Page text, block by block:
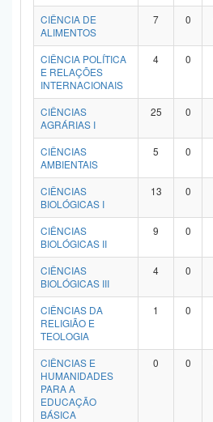
CIÊNCIA DE
ALIMENTOS
7 0
CIÊNCIA POLÍTICA
E RELAÇÕES
INTERNACIONAIS
4 0
CIÊNCIAS
AGRÁRIAS I
25 0
CIÊNCIAS
AMBIENTAIS
5 0
CIÊNCIAS
BIOLÓGICAS I
13 0
CIÊNCIAS
BIOLÓGICAS II
9 0
CIÊNCIAS
BIOLÓGICAS III
4 0
CIÊNCIAS DA
RELIGIÃO E
TEOLOGIA
1 0
CIÊNCIAS E
HUMANIDADES
PARA A
EDUCAÇÃO
BÁSICA
0 0